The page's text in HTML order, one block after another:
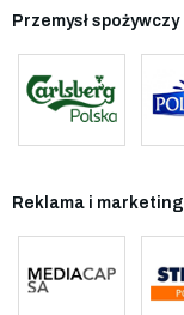
Przemysł spożywczy
Reklama i marketing